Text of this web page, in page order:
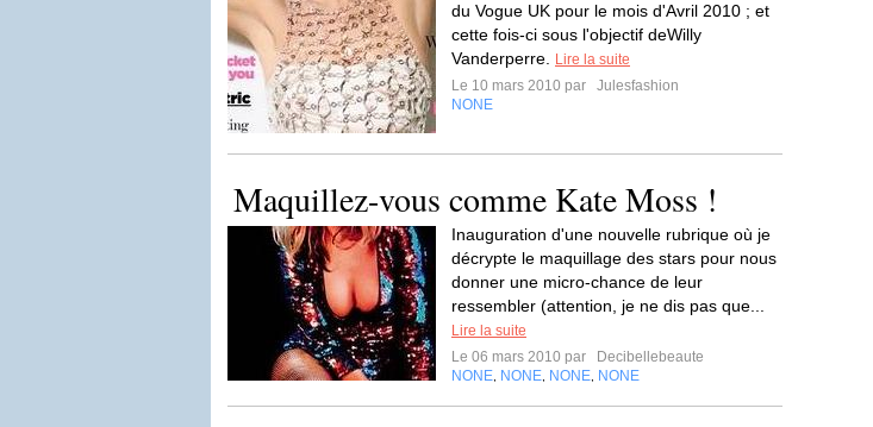
du Vogue UK pour le mois d'Avril 2010 ; et
cette fois-ci sous l'objectif deWilly
Vanderperre.
Lire la suite
Le 10 mars 2010 par
Julesfashion
NONE
Maquillez-vous comme Kate Moss !
Inauguration d'une nouvelle rubrique où je
décrypte le maquillage des stars pour nous
donner une micro-chance de leur
ressembler (attention, je ne dis pas que...
Lire la suite
Le 06 mars 2010 par
Decibellebeaute
NONE NONE NONE NONE